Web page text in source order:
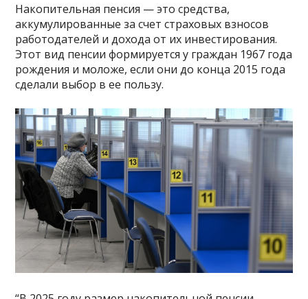
Накопительная пенсия — это средства,
аккумулированные за счет страховых взносов
работодателей и дохода от их инвестирования.
Этот вид пенсии формируется у граждан 1967 года
рождения и моложе, если они до конца 2015 года
сделали выбор в ее пользу.